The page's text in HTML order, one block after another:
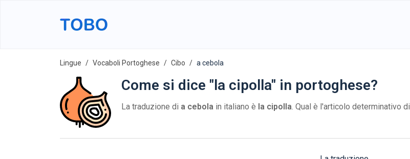
Lingue Vocaboli Portoghese Cibo a cebola
Come si dice "la cipolla" in portoghese?
La traduzione di a cebola in italiano è la cipolla. Qual è l'articolo determinativo di